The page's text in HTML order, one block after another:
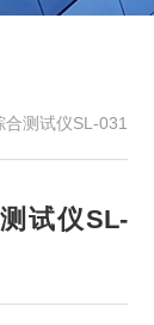
测试仪SL-031
试仪SL-